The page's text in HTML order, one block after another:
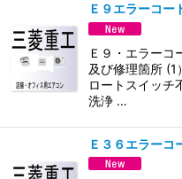
Ｅ９エラーコー
Ｅ９・エラーコ
及び修理箇所 (1
ロートスイッチ
洗浄 …
Ｅ３６エラーコ